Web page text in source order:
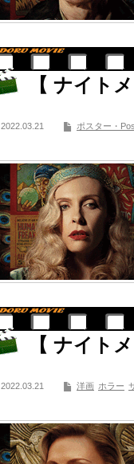
【 ナイト
2022.03.21 ポスター・
【 ナイト
2022.03.21 洋画 ホラー